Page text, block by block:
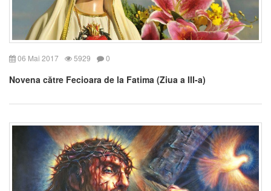
06 Mai 2017 5929 0
Novena către Fecioara de la Fatima (Ziua a III-a)